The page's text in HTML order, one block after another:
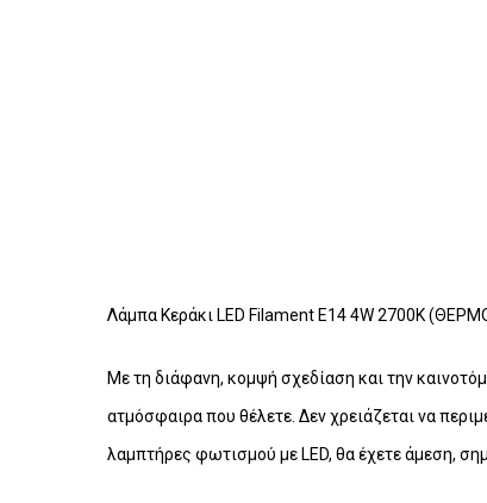
Λάμπα Κεράκι LED Filament E14 4W 2700K
Με τη διάφανη, κομψή σχεδίαση και την
ατμόσφαιρα που θέλετε. Δεν χρειάζεται να
λαμπτήρες φωτισμού με LED, θα έχετε άμεση,